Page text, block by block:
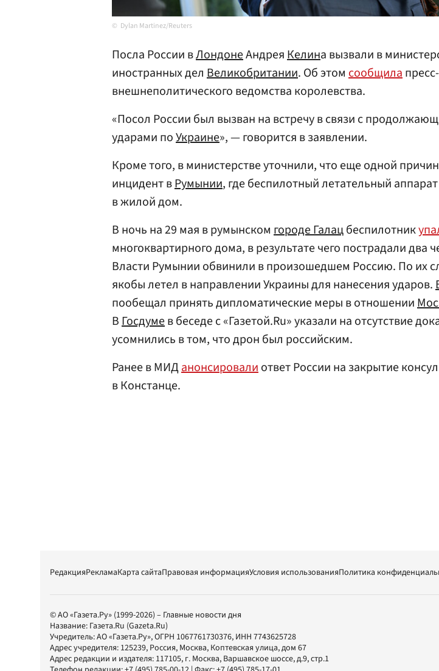
Dylan Martinez/Reuters
Посла России вЛондонеАндреяКелина вызвали в
иностранных дел Великобритании. Об этом сообщила
внешнеполитического ведомства королевства.
«Посол России был вызван на встречу в связи с
ударами поУкраине», — говорится в заявлении.
Кроме того, в министерстве уточнили, что еще одной
инцидент вРумынии, где беспилотный летательный
в жилой дом.
В ночь на 29 мая в румынском городе Галацбеспилотник
многоквартирного дома, в результате чего пострадали два
Власти Румынии обвинили в произошедшем Россию. По их
якобы летел в направлении Украины для нанесения ударов.
пообещал принять дипломатические меры в отношении
ВГосдумев беседе с «Газетой.Ru» указали на отсутствие
усомнились в том, что дрон был российским.
Ранее в МИДанонсировалиответ России на закрытие
в Констанце.
РедакцияРекламаКарта сайтаПравовая информацияУсловия использованияПолитика
© АО «Газета.Ру» (1999-2026) – Главные новости дня
Название: Газета.Ru (Gazeta.Ru)
Учредитель:АО «Газета.Ру», ОГРН 1067761730376, ИНН 7743625728
Адрес учредителя: 125239, Россия, Москва, Коптевская улица, дом 67
Адрес редакции и издателя: 117105, г. Москва, Варшавское шоссе, д.9, стр.1